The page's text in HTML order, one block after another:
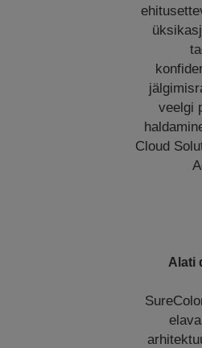
veelgi
Cloud
Alati